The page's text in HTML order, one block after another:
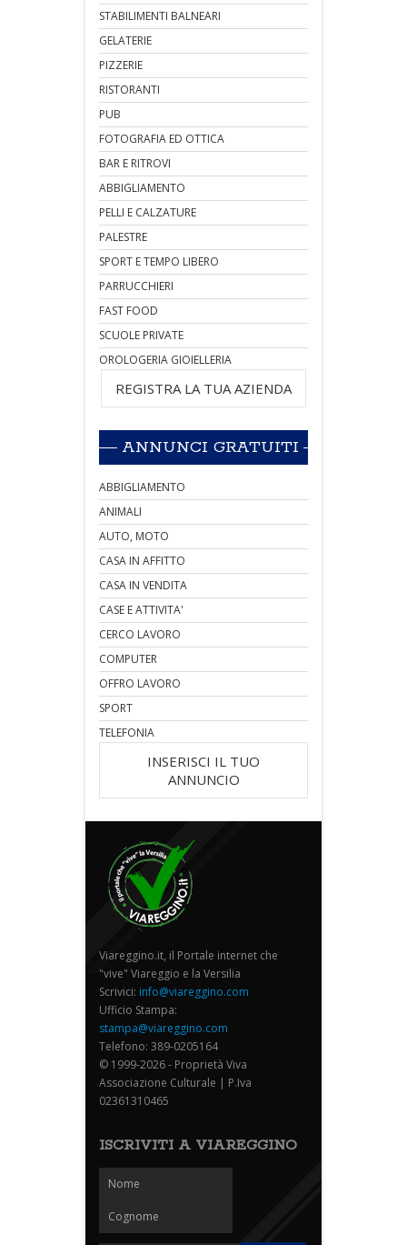
STABILIMENTI BALNEARI
GELATERIE
PIZZERIE
RISTORANTI
PUB
FOTOGRAFIA ED OTTICA
BAR E RITROVI
ABBIGLIAMENTO
PELLI E CALZATURE
PALESTRE
SPORT E TEMPO LIBERO
PARRUCCHIERI
FAST FOOD
SCUOLE PRIVATE
OROLOGERIA GIOIELLERIA
REGISTRA LA TUA AZIENDA
ANNUNCI GRATUITI
ABBIGLIAMENTO
ANIMALI
AUTO, MOTO
CASA IN AFFITTO
CASA IN VENDITA
CASE E ATTIVITA'
CERCO LAVORO
COMPUTER
OFFRO LAVORO
SPORT
TELEFONIA
INSERISCI IL TUO
ANNUNCIO
Viareggino.it, il Portale internet che
"vive" Viareggio e la Versilia
Scrivici: info@viareggino.com
Ufficio Stampa:
stampa@viareggino.com
Telefono: 389-0205164
© 1999-2026 - Proprietà Viva
Associazione Culturale | P.Iva
02361310465
ISCRIVITI A VIAREGGINO